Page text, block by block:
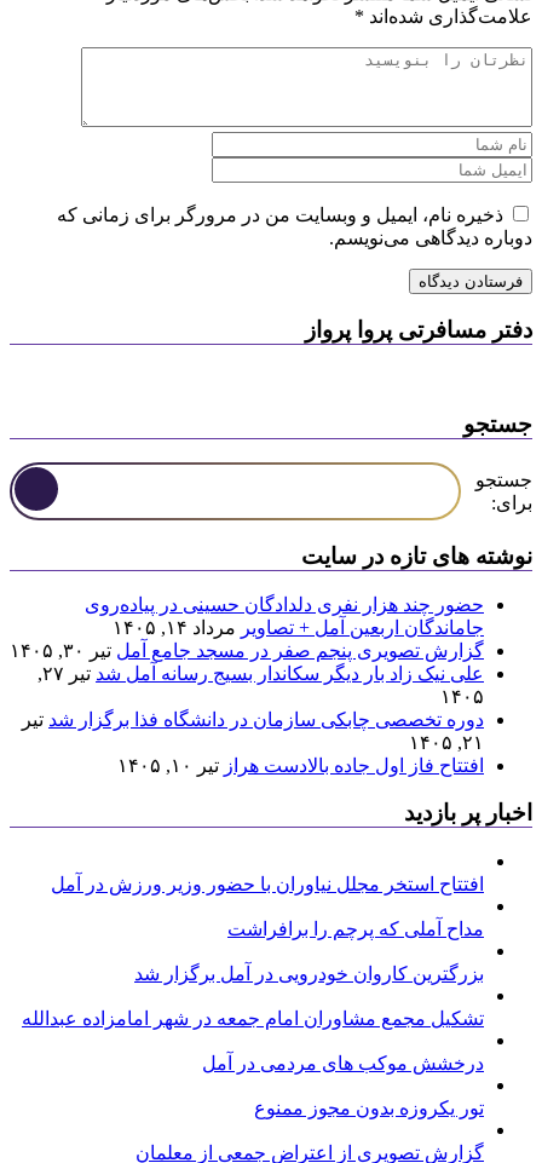
علامت‌گذاری شده‌اند *
ذخیره نام، ایمیل و وبسایت من در مرورگر برای زمانی که
دوباره دیدگاهی می‌نویسم.
دفتر مسافرتی پروا پرواز
جستجو
جستجو
برای:
نوشته های تازه در سایت
حضور چند هزار نفری دلدادگان حسینی در پیاده‌روی
جاماندگان اربعین آمل + تصاویر مرداد ۱۴, ۱۴۰۵
گزارش تصویری پنجم صفر در مسجد جامع آمل تیر ۳۰, ۱۴۰۵
علی نیک زاد بار دیگر سکاندار بسیج رسانه آمل شد
تیر ۲۷,
۱۴۰۵
دوره تخصصی چابکی سازمان در دانشگاه فذا برگزار شد تیر
۲۱, ۱۴۰۵
افتتاح فاز اول جاده بالادست هراز تیر ۱۰, ۱۴۰۵
اخبار پر بازدید
افتتاح استخر مجلل نیاوران با حضور وزیر ورزش در آمل
مداح آملی که پرچم را برافراشت
بزرگترین کاروان خودرویی در آمل برگزار شد
تشکیل مجمع مشاوران امام جمعه در شهر امامزاده عبدالله
درخشش موکب های مردمی در آمل
تور یکروزه بدون مجوز ممنوع
گزارش تصویری از اعتراض جمعی از معلمان